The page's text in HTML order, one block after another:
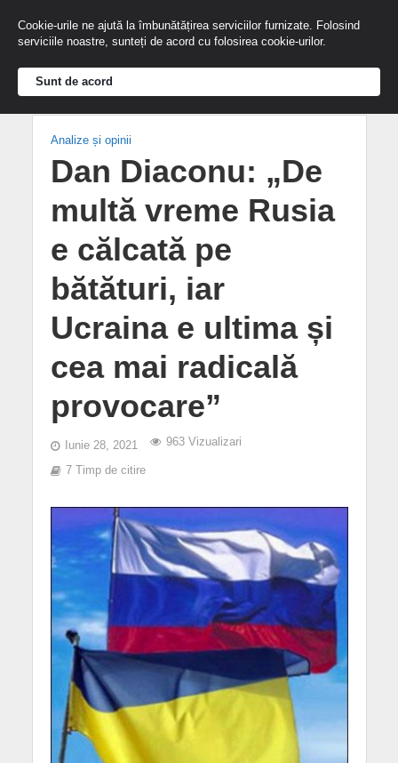
Analize și opinii
Dan Diaconu: „De
multă vreme Rusia
e călcată pe
bătături, iar
Ucraina e ultima și
cea mai radicală
provocare”
Iunie 28, 2021 963 Vizualizari
7 Timp de citire
Cookie-urile ne ajută la îmbunătățirea serviciilor furnizate. Folosind
serviciile noastre, sunteți de acord cu folosirea cookie-urilor.
Sunt de acord